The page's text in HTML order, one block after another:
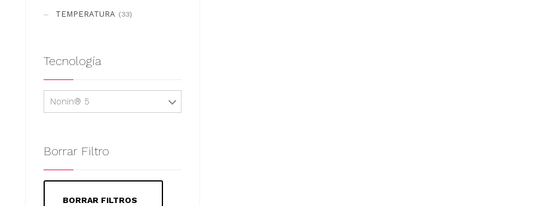
TEMPERATURA (33)
Tecnología
Nonin® 5
Borrar Filtro
BORRAR FILTROS